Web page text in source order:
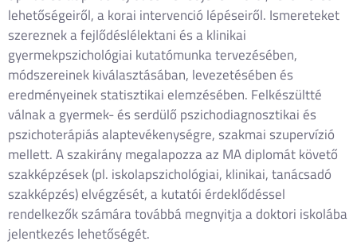
lehetőségeiről, a korai intervenció lépéseiről. Ismereteket
szereznek a fejlődéslélektani és a klinikai
gyermekpszichológiai kutatómunka tervezésében,
módszereinek kiválasztásában, levezetésében és
eredményeinek statisztikai elemzésében. Felkészültté
válnak a gyermek- és serdülő pszichodiagnosztikai és
pszichoterápiás alaptevékenységre, szakmai szupervízió
mellett. A szakirány megalapozza az MA diplomát követő
szakképzések (pl. iskolapszichológiai, klinikai, tanácsadó
szakképzés) elvégzését, a kutatói érdeklődéssel
rendelkezők számára továbbá megnyitja a doktori iskolába
jelentkezés lehetőségét.